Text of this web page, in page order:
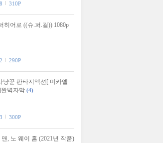
310P
히어로 ((슈.퍼.걸)) 1080p
290P
냥꾼 판타지액션[ 미카엘
벽자막 (4)
300P
, 노 웨이 홈 (2021년 작품)